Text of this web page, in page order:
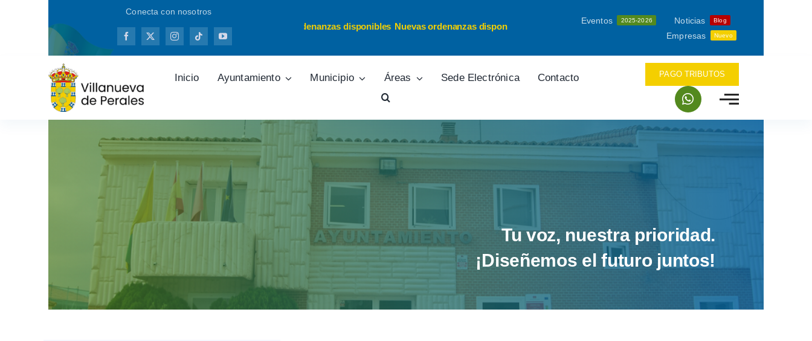
Conecta con nosotros
Nuevas ordenanzas disponibles Nuevas ordenanzas disponibles
Eventos 2025-2026 Noticias Blog
Empresas Nuevo
Inicio Ayuntamiento Municipio Áreas Sede Electrónica Contacto PAGO TRIBUTOS
Tu voz, nuestra prioridad.
¡Diseñemos el futuro juntos!